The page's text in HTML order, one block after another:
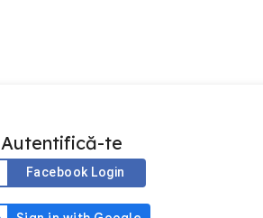
Autentifică-te
Facebook Login